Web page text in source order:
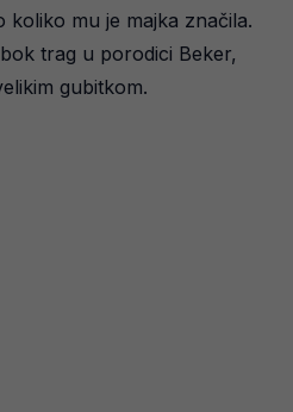
koliko mu je majka značila.
trag u porodici Beker,
gubitkom.